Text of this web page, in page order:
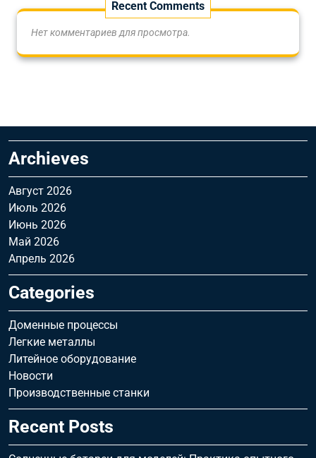
Recent Comments
Нет комментариев для просмотра.
Archieves
Август 2026
Июль 2026
Июнь 2026
Май 2026
Апрель 2026
Categories
Доменные процессы
Легкие металлы
Литейное оборудование
Новости
Производственные станки
Recent Posts